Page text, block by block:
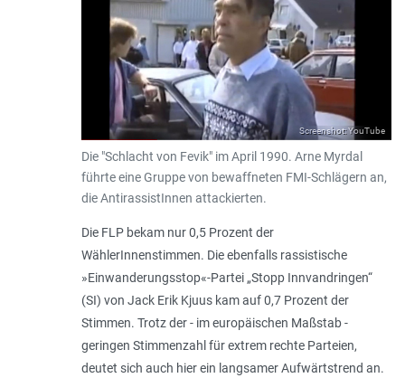
Screenshot: YouTube
Die "Schlacht von Fevik" im April 1990. Arne Myrdal
führte eine Gruppe von bewaffneten FMI-Schlägern an,
die AntirassistInnen attackierten.
Die FLP bekam nur 0,5 Prozent der
WählerInnenstimmen. Die ebenfalls rassistische
»Einwanderungsstop«-Partei „Stopp Innvandringen“
(SI) von Jack Erik Kjuus kam auf 0,7 Prozent der
Stimmen. Trotz der - im europäischen Maßstab -
geringen Stimmenzahl für extrem rechte Parteien,
deutet sich auch hier ein langsamer Aufwärtstrend an.